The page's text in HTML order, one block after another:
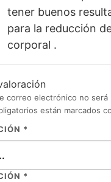
tener buenos
para la reducción
corporal .
correo electrónico no será
están marcados
*
*